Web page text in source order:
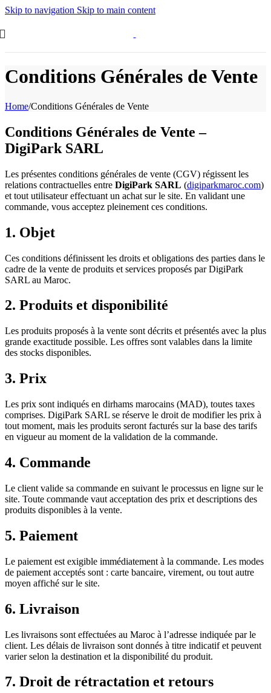
Skip to navigation Skip to main content
Conditions Générales de Vente
Home/Conditions Générales de Vente
Conditions Générales de Vente –
DigiPark SARL
Les présentes conditions générales de vente (CGV) régissent les
relations contractuelles entre DigiPark SARL (digiparkmaroc.com)
et tout utilisateur effectuant un achat sur le site. En validant une
commande, vous acceptez pleinement ces conditions.
1. Objet
Ces conditions définissent les droits et obligations des parties dans le
cadre de la vente de produits et services proposés par DigiPark
SARL au Maroc.
2. Produits et disponibilité
Les produits proposés à la vente sont décrits et présentés avec la plus
grande exactitude possible. Les offres sont valables dans la limite
des stocks disponibles.
3. Prix
Les prix sont indiqués en dirhams marocains (MAD), toutes taxes
comprises. DigiPark SARL se réserve le droit de modifier les prix à
tout moment, mais les produits seront facturés sur la base des tarifs
en vigueur au moment de la validation de la commande.
4. Commande
Le client valide sa commande en suivant le processus en ligne sur le
site. Toute commande vaut acceptation des prix et descriptions des
produits disponibles à la vente.
5. Paiement
Le paiement est exigible immédiatement à la commande. Les modes
de paiement acceptés sont : carte bancaire, virement, ou tout autre
moyen affiché sur le site.
6. Livraison
Les livraisons sont effectuées au Maroc à l’adresse indiquée par le
client. Les délais de livraison sont donnés à titre indicatif et peuvent
varier selon la destination et la disponibilité du produit.
7. Droit de rétractation et retours